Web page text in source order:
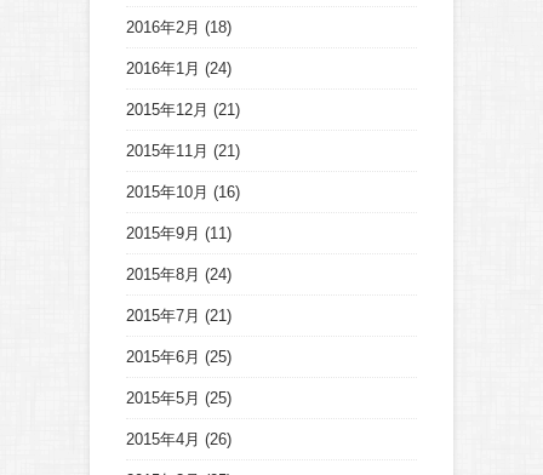
2016年2月 (18)
2016年1月 (24)
2015年12月 (21)
2015年11月 (21)
2015年10月 (16)
2015年9月 (11)
2015年8月 (24)
2015年7月 (21)
2015年6月 (25)
2015年5月 (25)
2015年4月 (26)